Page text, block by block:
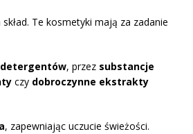
Te kosmetyki mają za zadanie
detergentów, przez substancje
czy dobroczynne ekstrakty
, zapewniając uczucie świeżości.